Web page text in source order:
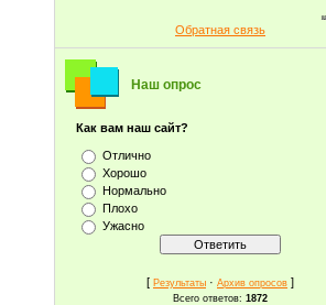
Обратная связь
Наш опрос
Как вам наш сайт?
Отлично
Хорошо
Нормально
Плохо
Ужасно
[ Результаты · Архив опросов ]
Всего ответов: 1872